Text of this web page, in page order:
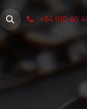
+34 910 60